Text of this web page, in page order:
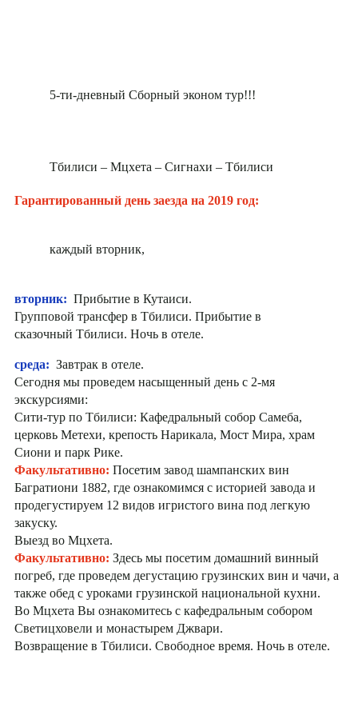
5-ти-дневный Сборный эконом тур!!!
Тбилиси – Мцхета – Сигнахи – Тбилиси
Гарантированный день заезда на 2019 год:
каждый вторник,
вторник: Прибытие в Кутаиси.
Групповой трансфер в Тбилиси. Прибытие в
сказочный Тбилиси. Ночь в отеле.
среда: Завтрак в отеле.
Сегодня мы проведем насыщенный день с 2-мя
экскурсиями:
Сити-тур по Тбилиси: Кафедральный собор Самеба,
церковь Метехи, крепость Нарикала, Мост Мира, храм
Сиони и парк Рике.
Факультативно: Посетим завод шампанских вин
Багратиони 1882, где ознакомимся с историей завода и
продегустируем 12 видов игристого вина под легкую
закуску.
Выезд во Мцхета.
Факультативно: Здесь мы посетим домашний винный
погреб, где проведем дегустацию грузинских вин и чачи, а
также обед с уроками грузинской национальной кухни.
Во Мцхета Вы ознакомитесь с кафедральным собором
Светицховели и монастырем Джвари.
Возвращение в Тбилиси. Свободное время. Ночь в отеле.